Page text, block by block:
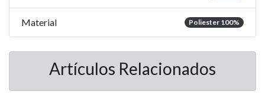
Material Poliester 100%
Artículos Relacionados